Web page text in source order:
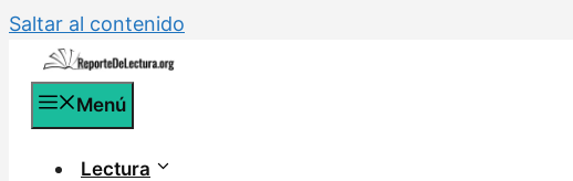
Saltar al contenido
Menú
Lectura